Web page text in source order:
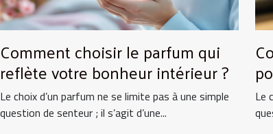
Comment choisir le parfum qui
reflète votre bonheur intérieur ?
Le choix d’un parfum ne se limite pas à une simple
question de senteur ; il s’agit d’une...
Le